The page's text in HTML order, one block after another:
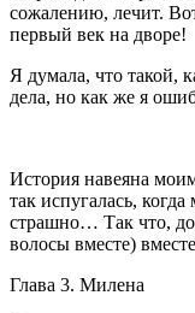
сожалению, лечит.
первый век на дворе!
Я думала, что такой,
дела, но как же я
История навеяна
так испугалась,
страшно… Так что,
волосы вместе)
Глава 3. Милена